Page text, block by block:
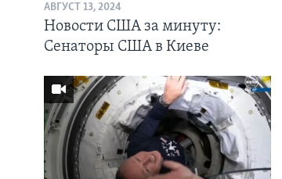
АВГУСТ 13, 2024
Новости США за минуту:
Сенаторы США в Киеве